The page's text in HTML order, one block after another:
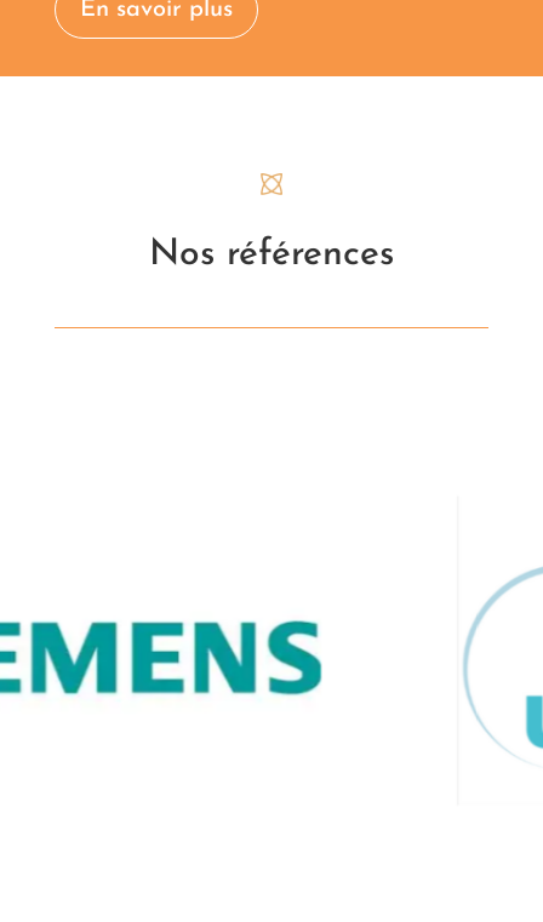
En savoir plus
Nos références